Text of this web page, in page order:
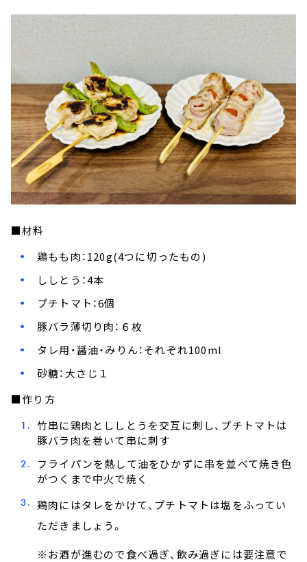
■材料
鶏もも肉：120g(4つに切ったもの)
ししとう：4本
プチトマト：6個
豚バラ薄切り肉：６枚
タレ用・醤油・みりん：それぞれ100ml
砂糖：大さじ１
■作り方
竹串に鶏肉とししとうを交互に刺し、プチトマトは
豚バラ肉を巻いて串に刺す
フライパンを熱して油をひかずに串を並べて焼き色
がつくまで中火で焼く
鶏肉にはタレをかけて、プチトマトは塩をふってい
ただきましょう。
※お酒が進むので食べ過ぎ、飲み過ぎには要注意で